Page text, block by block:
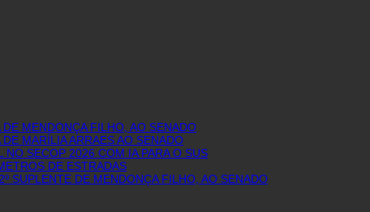
MENDONÇA FILHO, AO SENADO
MARÍLIA ARRAES AO SENADO
SECOP 2026 COM IA PARA O SUS
DE ESTRADAS
SUPLENTE DE MENDONÇA FILHO, AO SENADO